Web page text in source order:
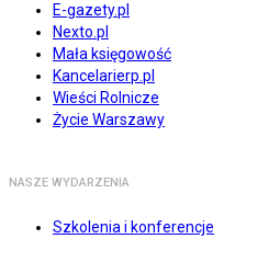
E-gazety.pl
Nexto.pl
Mała księgowość
Kancelarierp.pl
Wieści Rolnicze
Życie Warszawy
NASZE WYDARZENIA
Szkolenia i konferencje